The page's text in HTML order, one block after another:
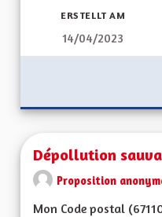
ERSTELLT AM
14/04/2023
Dépollution
Proposition
Mon Code postal